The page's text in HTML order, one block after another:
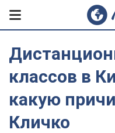
классов в
какую
Кличко